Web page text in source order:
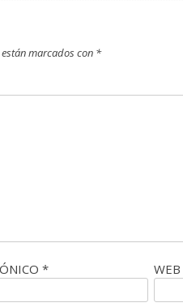
marcados con *
* WEB